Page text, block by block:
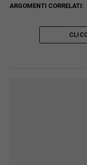
ARGOMENTI CORRELATI: